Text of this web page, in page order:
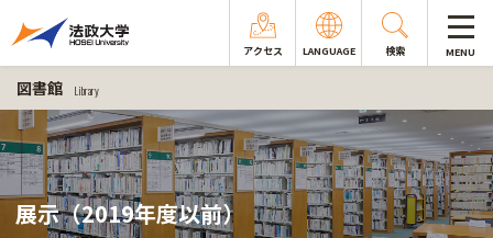
アクセス LANGUAGE 検索 MENU
図書館 Library
展示（2019年度以前）